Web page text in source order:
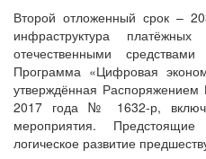
Второй отложенный срок –
инфраструктура
отечественными
Программа «Цифровая
утверждённая
2017 года № 1632-р,
мероприятия.
логическое развитие